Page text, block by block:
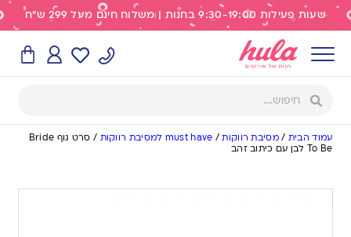
שעות פעילות 9:30-19:00 בחנות | משלוח חינם מעל 299 ש"ח
עמוד הבית /מסיבת רווקות/ must have למסיבת רווקות /
סרט גוף Bride
To Be לבן עם כיתוב זהב